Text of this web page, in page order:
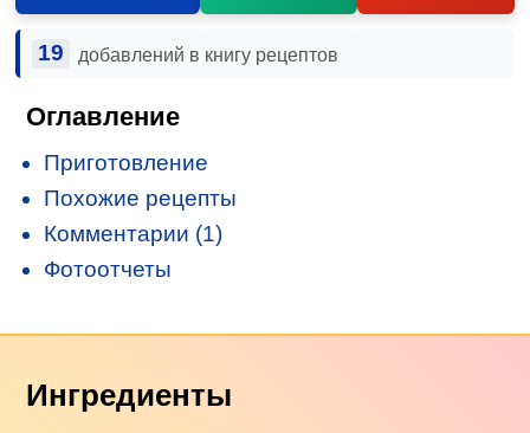
19 добавлений в книгу рецептов
Оглавление
Приготовление
Похожие рецепты
Комментарии (1)
Фотоотчеты
Ингредиенты